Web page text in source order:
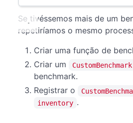
Se tivéssemos mais de um
repetiríamos o mesmo
Criar uma função de
Criar um
CustomBenchmark
benchmark.
Registrar o
inventory .